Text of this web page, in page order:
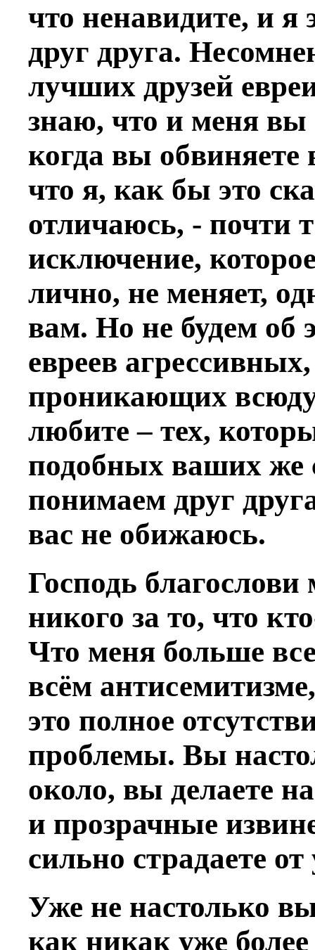
что ненавидите, и
друг друга.
лучших друзей
знаю, что и меня вы
когда вы обвиняете
что я, как бы это
отличаюсь, - почти
исключение,
лично, не меняет,
вам. Но не будем об
евреев
проникающих
любите – тех,
подобных ваших же
понимаем друг
вас не обижаюсь.
Господь
никого за то, что
Что меня больше
всём
это полное
проблемы. Вы
около, вы делаете
и прозрачные
сильно страдаете
Уже не настолько
как никак уже